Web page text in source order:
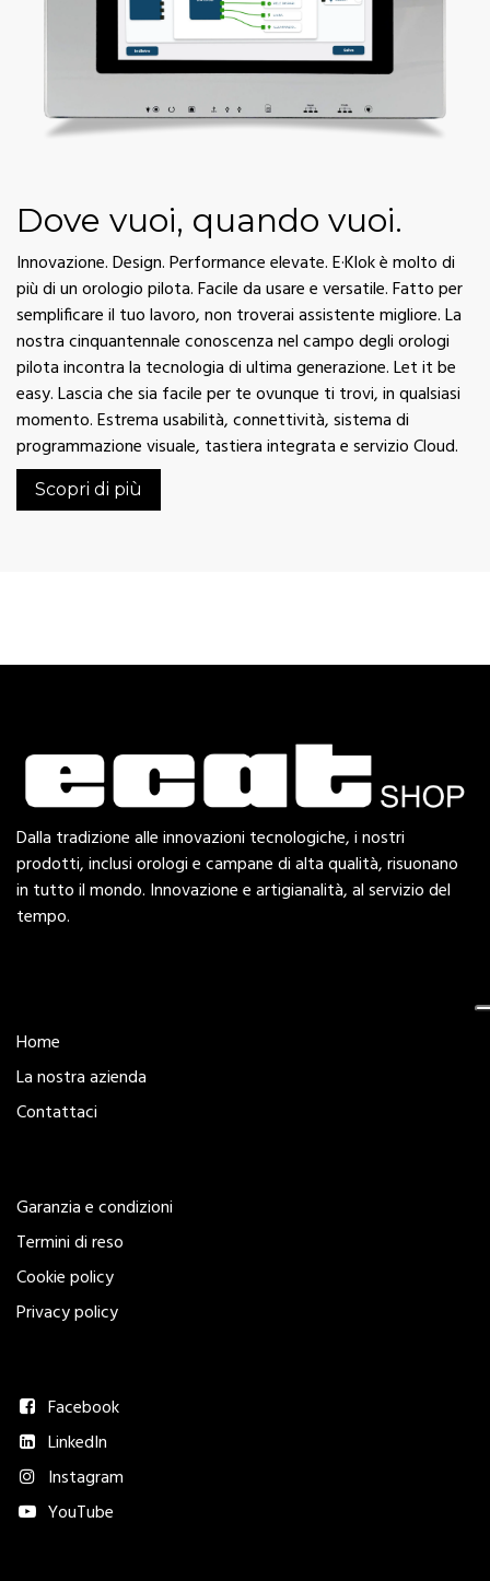
Dove vuoi, quando vuoi.
Innovazione. Design. Performance elevate. E·Klok è molto di
più di un orologio pilota. Facile da usare e versatile. Fatto per
semplificare il tuo lavoro, non troverai assistente migliore. La
nostra cinquantennale conoscenza nel campo degli orologi
pilota incontra la tecnologia di ultima generazione. Let it be
easy. Lascia che sia facile per te ovunque ti trovi, in qualsiasi
momento. Estrema usabilità, connettività, sistema di
programmazione visuale, tastiera integrata e servizio Cloud.
Scopri di più
Dalla tradizione alle innovazioni tecnologiche, i nostri
prodotti, inclusi orologi e campane di alta qualità, risuonano
in tutto il mondo. Innovazione e artigianalità, al servizio del
tempo.
Home
La nostra azienda
Contattaci
Garanzia e condizioni
Termini di reso
Cookie policy
Privacy policy
Facebook
LinkedIn
Instagram
YouTube